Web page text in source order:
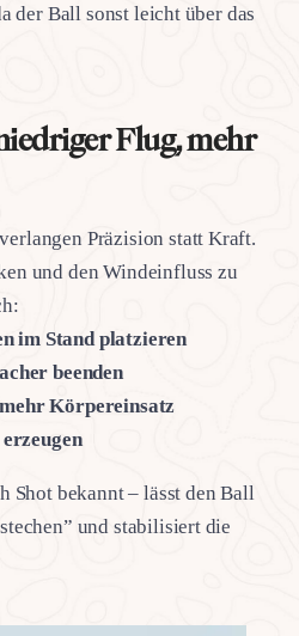
der Ball sonst leicht über das
Flug, mehr
Präzision statt Kraft.
und den Windeinfluss zu
im Stand platzieren
beenden
Körpereinsatz
Shot bekannt – lässt den Ball
und stabilisiert die